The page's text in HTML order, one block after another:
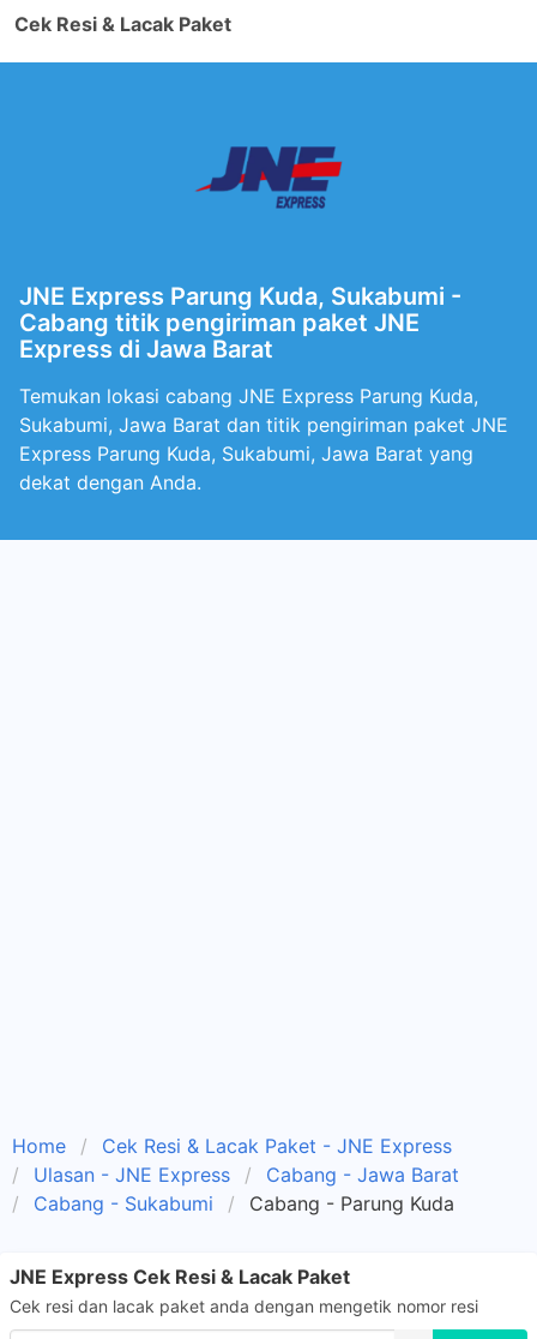
Cek Resi & Lacak Paket
JNE Express Parung Kuda, Sukabumi -
Cabang titik pengiriman paket JNE
Express di Jawa Barat
Temukan lokasi cabang JNE Express Parung Kuda,
Sukabumi, Jawa Barat dan titik pengiriman paket JNE
Express Parung Kuda, Sukabumi, Jawa Barat yang
dekat dengan Anda.
Home
Cek Resi & Lacak Paket - JNE Express
Ulasan - JNE Express
Cabang - Jawa Barat
Cabang - Sukabumi
Cabang - Parung Kuda
JNE Express Cek Resi & Lacak Paket
Cek resi dan lacak paket anda dengan mengetik nomor resi